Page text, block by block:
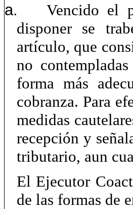
a.
Vencido el
disponer se
artículo, que
no
forma más
cobranza. Para
medidas
recepción y
tributario, aun
El Ejecutor
de las formas de